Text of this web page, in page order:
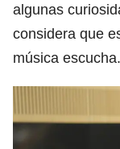
algunas
considera que
música escucha.